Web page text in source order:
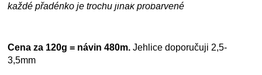
každé přadénko je trochu jinak probarvené
Cena za 120g = návin 480m. Jehlice doporučuji 2,5-
3,5mm